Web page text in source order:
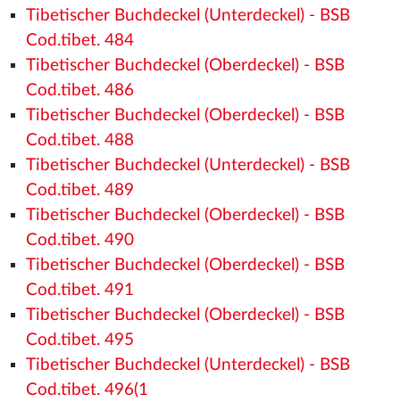
Tibetischer Buchdeckel (Unterdeckel) - BSB
Cod.tibet. 484
Tibetischer Buchdeckel (Oberdeckel) - BSB
Cod.tibet. 486
Tibetischer Buchdeckel (Oberdeckel) - BSB
Cod.tibet. 488
Tibetischer Buchdeckel (Unterdeckel) - BSB
Cod.tibet. 489
Tibetischer Buchdeckel (Oberdeckel) - BSB
Cod.tibet. 490
Tibetischer Buchdeckel (Oberdeckel) - BSB
Cod.tibet. 491
Tibetischer Buchdeckel (Oberdeckel) - BSB
Cod.tibet. 495
Tibetischer Buchdeckel (Unterdeckel) - BSB
Cod.tibet. 496(1